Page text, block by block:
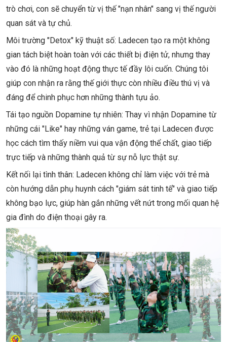
trò chơi, con sẽ chuyển từ vị thế "nạn nhân" sang vị thế người
quan sát và tự chủ.
Môi trường "Detox" kỹ thuật số: Ladecen tạo ra một không
gian tách biệt hoàn toàn với các thiết bị điện tử, nhưng thay
vào đó là những hoạt động thực tế đầy lôi cuốn. Chúng tôi
giúp con nhận ra rằng thế giới thực còn nhiều điều thú vị và
đáng để chinh phục hơn những thành tựu ảo.
Tái tạo nguồn Dopamine tự nhiên: Thay vì nhận Dopamine từ
những cái "Like" hay những ván game, trẻ tại Ladecen được
học cách tìm thấy niềm vui qua vận động thể chất, giao tiếp
trực tiếp và những thành quả từ sự nỗ lực thật sự.
Kết nối lại tình thân: Ladecen không chỉ làm việc với trẻ mà
còn hướng dẫn phụ huynh cách "giám sát tinh tế" và giao tiếp
không bạo lực, giúp hàn gắn những vết nứt trong mối quan hệ
gia đình do điện thoại gây ra.